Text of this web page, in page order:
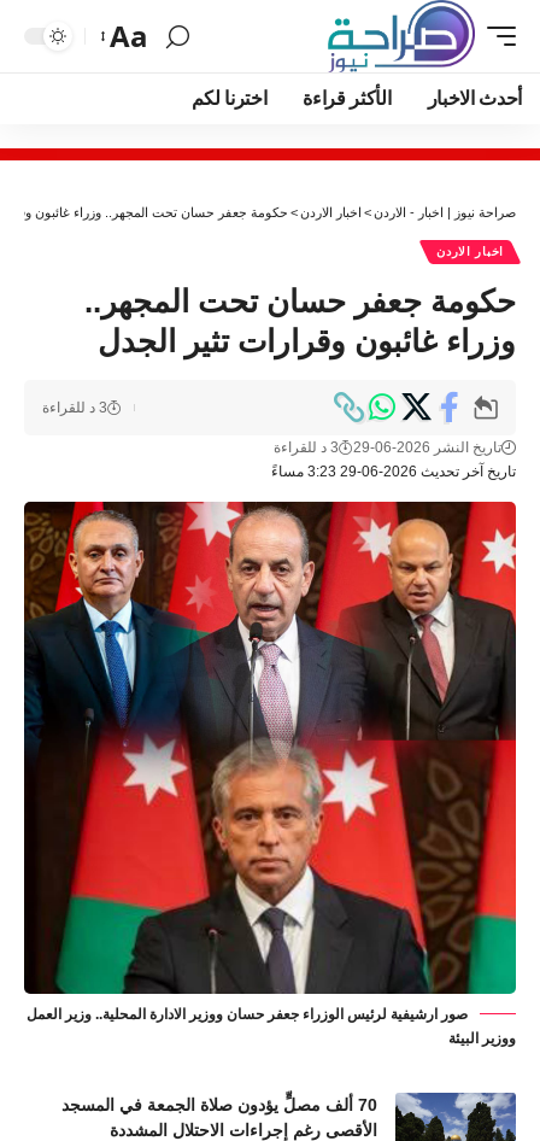
Aa
أحدث الاخبار الأكثر قراءة اخترنا لكم
صراحة نيوز | اخبار - الاردن> اخبار الاردن> حكومة جعفر حسان تحت المجهر.. وزراء غائبون
اخبار الاردن
حكومة جعفر حسان تحت المجهر..
وزراء غائبون وقرارات تثير الجدل
تاريخ آخر تحديث 2026-06-29 3:23 مساءً
تاريخ النشر 2026-06-29 3 د للقراءة
3 د للقراءة
صور ارشيفية لرئيس الوزراء جعفر حسان ووزير الادارة المحلية.. وزير العمل
ووزير البيئة
70 ألف مصلٍّ يؤدون صلاة الجمعة في المسجد
الأقصى رغم إجراءات الاحتلال المشددة